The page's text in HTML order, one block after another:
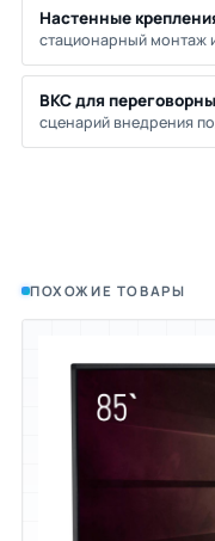
Настенные
стационарный монтаж
ВКС для
сценарий внедрения
ПОХОЖИЕ ТОВАРЫ